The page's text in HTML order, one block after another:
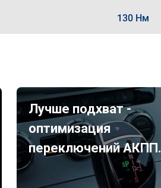
130 Нм
Лучше подхват -
оптимизация
переключений АКПП.